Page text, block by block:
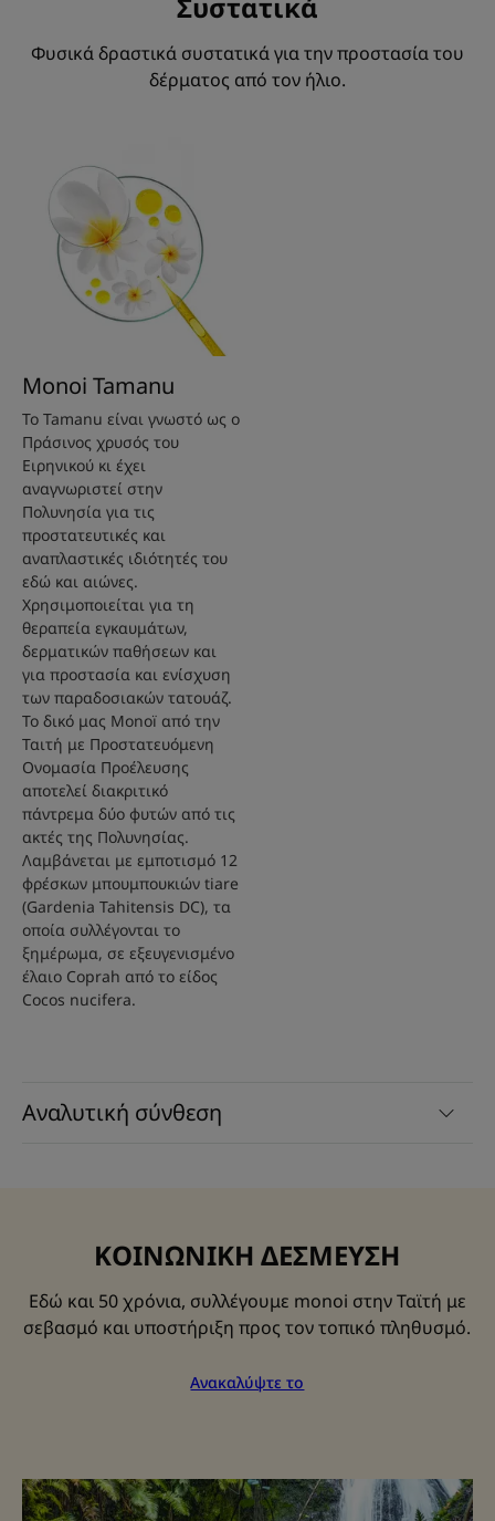
Φυσικά δραστικά συστατικά για την προστασία του
δέρματος από τον ήλιο.
Αναλυτική σύνθεση
Monoi Tamanu
Το Tamanu είναι γνωστό ως ο
Πράσινος χρυσός του
Ειρηνικού κι έχει
αναγνωριστεί στην
Πολυνησία για τις
προστατευτικές και
αναπλαστικές ιδιότητές του
εδώ και αιώνες.
Χρησιμοποιείται για τη
θεραπεία εγκαυμάτων,
δερματικών παθήσεων και
για προστασία και ενίσχυση
των παραδοσιακών τατουάζ.
Το δικό μας Monoï από την
Ταιτή με Προστατευόμενη
Ονομασία Προέλευσης
αποτελεί διακριτικό
πάντρεμα δύο φυτών από τις
ακτές της Πολυνησίας.
Λαμβάνεται με εμποτισμό 12
φρέσκων μπουμπουκιών tiare
(Gardenia Tahitensis DC), τα
οποία συλλέγονται το
ξημέρωμα, σε εξευγενισμένο
έλαιο Coprah από το είδος
Cocos nucifera.
ΚΟΙΝΩΝΙΚΗ ΔΕΣΜΕΥΣΗ
Εδώ και 50 χρόνια, συλλέγουμε monoi στην Ταϊτή με
σεβασμό και υποστήριξη προς τον τοπικό πληθυσμό.
Ανακαλύψτε το